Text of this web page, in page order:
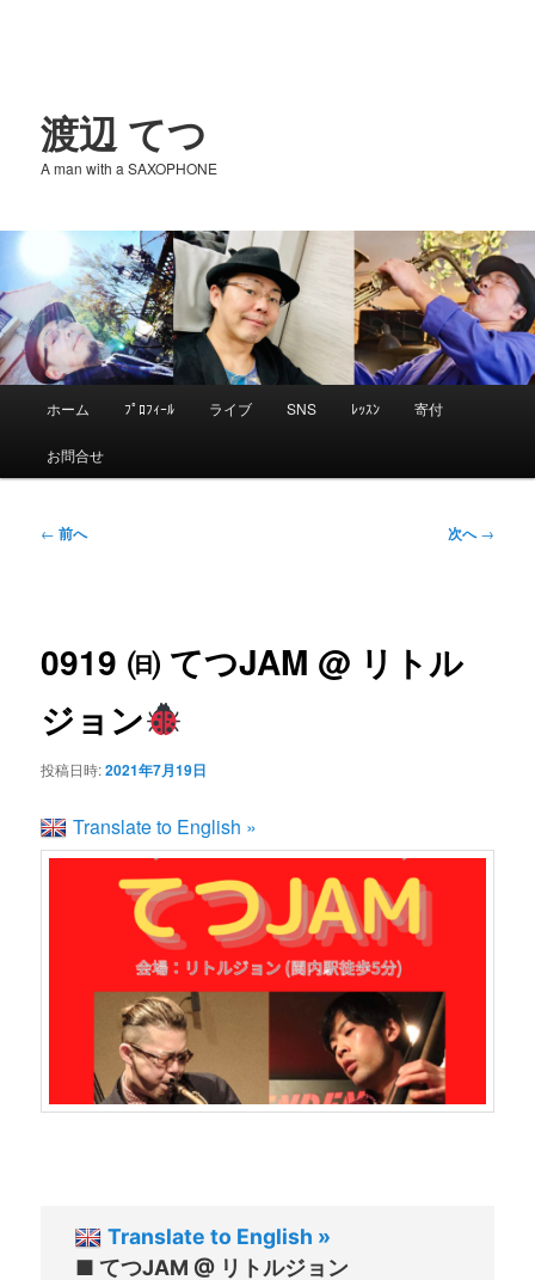
渡辺 てつ
A man with a SAXOPHONE
メ
イ
ン
ン
テ
ツ
ホーム ﾌﾟﾛﾌｨｰﾙ ライブ SNS ﾚｯｽﾝ 寄付
お問合せ
投
ゲ
シ
ン
← 前へ 次へ→
0919 ㈰ てつJAM @ リトル
ジョン
投稿日時:2021年7月19日
Translate to English »
Translate to English »
■ てつJAM @ リトルジョン